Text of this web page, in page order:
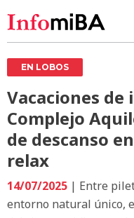
EN LOBOS
Vacaciones
Complejo
de descanso
relax
14/07/2025 | Entre
entorno natural único,